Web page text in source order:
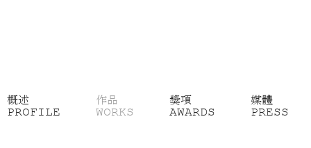
概述
PROFILE
作品
WORKS
獎項
AWARDS
媒體
PRESS